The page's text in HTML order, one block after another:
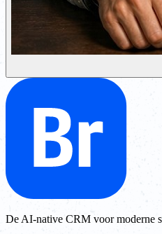
De AI-native CRM voor moderne